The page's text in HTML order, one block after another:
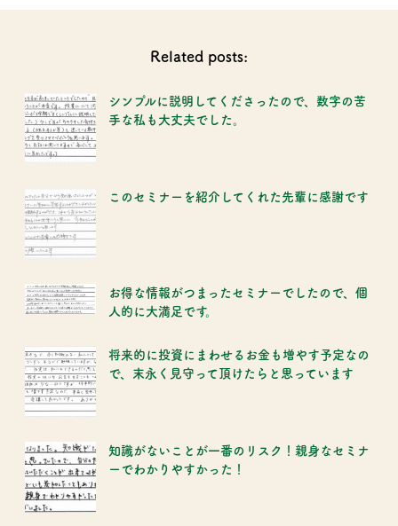
Related posts:
シンプルに説明してくださったので、数字の苦
手な私も大丈夫でした。
このセミナーを紹介してくれた先輩に感謝です
お得な情報がつまったセミナーでしたので、個
人的に大満足です。
将来的に投資にまわせるお金も増やす予定なの
で、末永く見守って頂けたらと思っています
知識がないことが一番のリスク！親身なセミナ
ーでわかりやすかった！